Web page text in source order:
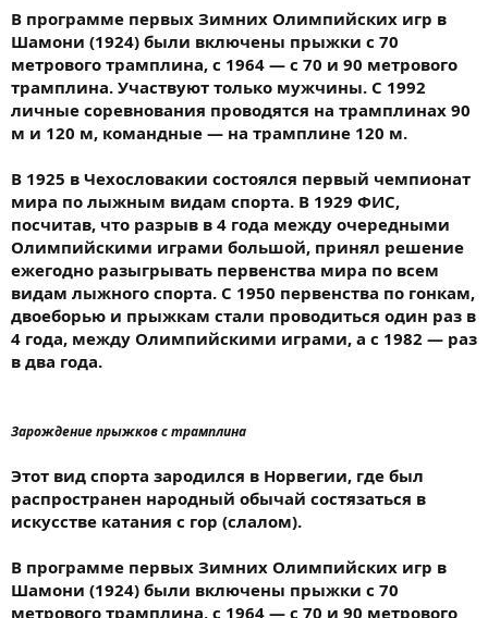
В программе первых Зимних Олимпийских игр в
Шамони (1924) были включены прыжки с 70
метрового трамплина, с 1964 — с 70 и 90 метрового
трамплина. Участвуют только мужчины. С 1992
личные соревнования проводятся на трамплинах 90
м и 120 м, командные — на трамплине 120 м.
В 1925 в Чехословакии состоялся первый чемпионат
мира по лыжным видам спорта. В 1929 ФИС,
посчитав, что разрыв в 4 года между очередными
Олимпийскими играми большой, принял решение
ежегодно разыгрывать первенства мира по всем
видам лыжного спорта. С 1950 первенства по гонкам,
двоеборью и прыжкам стали проводиться один раз в
4 года, между Олимпийскими играми, а с 1982 — раз
в два года.
Зарождение прыжков с трамплина
Этот вид спорта зародился в Норвегии, где был
распространен народный обычай состязаться в
искусстве катания с гор (слалом).
В программе первых Зимних Олимпийских игр в
Шамони (1924) были включены прыжки с 70
метрового трамплина, с 1964 — с 70 и 90 метрового